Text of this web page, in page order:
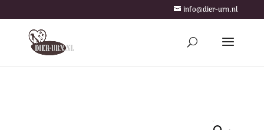
info@dier-urn.nl